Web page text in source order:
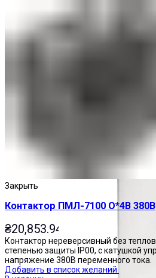
Закрыть
Контактор ПМЛ-7100 О*4В 380В
₴20,853.94
Контактор нереверсивный без
степенью защиты IP00, с катушкой
напряжение 380В переменного тока.
Добавить в список желаний